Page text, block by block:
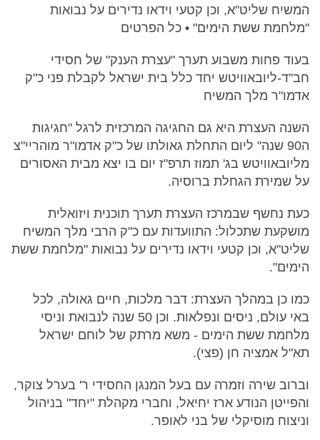
המשיח שליט"א, וכן קטעי וידאו נדירים על נבואות
"מלחמת ששת הימים" • כל הפרטים
בעוד פחות משבוע תערך "עצרת הענק" של חסידי
חב"ד-ליובאוויטש יחד כלל בית ישראל לקבלת פני כ"ק
אדמו"ר מלך המשיח
השנה העצרת היא גם החגיגה המרכזית לרגל "חגיגות
ה90 שנה" ליום התחלת גאולתו של כ"ק אדמו"ר מוהריי"צ
מליובאוויטש בג' תמוז תרפ"ז יום בו יצא מבית האסורים
על שמירת הגחלת ברוסיה.
כעת נחשף שבמרכז העצרת תערך תוכנית ויזואלית
מושקעת שתכלול: התוועדות עם כ"ק הרבי מלך המשיח
שליט"א, וכן קטעי וידאו נדירים על נבואות "מלחמת ששת
הימים".
כמו כן במהלך העצרת: דבר מלכות, חיים גאולה, לכל
באי עולם, ניסים ונפלאות. וכן 50 שנה לנבואת וניסי
מלחמת ששת הימים - משא מרתק של לוחם ישראל
תא"ל אמציה חן (פצי).
וברוב שירה וזמרה עם בעל המנגן החסידי ר' בערל צוקר,
והפייטן הנודע ארז יחיאל, וחברי מקהלת "יחד" בניהול
וניצוח מוסיקלי של בני לאופר.